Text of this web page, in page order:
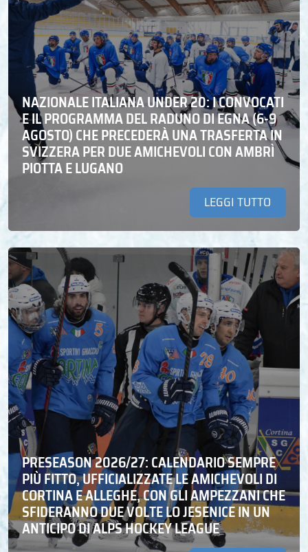
NAZIONALE ITALIANA UNDER 20: I CONVOCATI
E IL PROGRAMMA DEL RADUNO DI EGNA (6-9
AGOSTO) CHE PRECEDERÀ UNA TRASFERTA IN
SVIZZERA PER DUE AMICHEVOLI CON AMBRÌ
PIOTTA E LUGANO
LEGGI TUTTO
PRESEASON 2026/27: CALENDARIO SEMPRE
PIÙ FITTO, UFFICIALIZZATE LE AMICHEVOLI DI
CORTINA E ALLEGHE, CON GLI AMPEZZANI CHE
SFIDERANNO DUE VOLTE LO JESENICE IN UN
ANTICIPO DI ALPS HOCKEY LEAGUE